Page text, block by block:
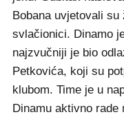
Bobana uvjetovali
svlačionici. Dinamo
najzvučniji je bio
Petkovića, koji su
klubom. Time je u
Dinamu aktivno rade